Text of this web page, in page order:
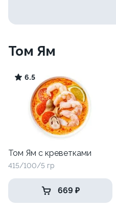
Том Ям
6.5
Том Ям с креветками
415/100/5 гр
669 ₽